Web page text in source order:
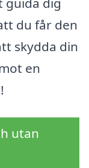
du får den
skydda din
en
utan